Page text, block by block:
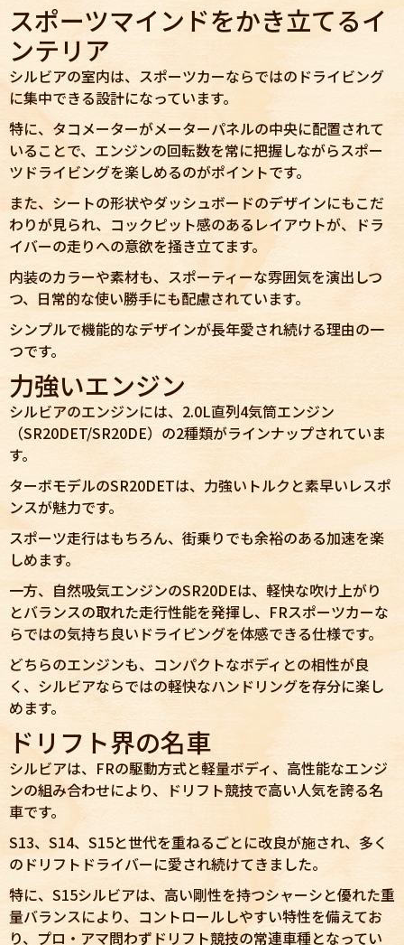
スポーツマインドをかき立てるイ
ンテリア
シルビアの室内は、スポーツカーならではのドライビング
に集中できる設計になっています。
特に、タコメーターがメーターパネルの中央に配置されて
いることで、エンジンの回転数を常に把握しながらスポー
ツドライビングを楽しめるのがポイントです。
また、シートの形状やダッシュボードのデザインにもこだ
わりが見られ、コックピット感のあるレイアウトが、ドラ
イバーの走りへの意欲を掻き立てます。
内装のカラーや素材も、スポーティーな雰囲気を演出しつ
つ、日常的な使い勝手にも配慮されています。
シンプルで機能的なデザインが長年愛され続ける理由の一
つです。
力強いエンジン
シルビアのエンジンには、2.0L直列4気筒エンジン
（SR20DET/SR20DE）の2種類がラインナップされていま
す。
ターボモデルのSR20DETは、力強いトルクと素早いレスポ
ンスが魅力です。
スポーツ走行はもちろん、街乗りでも余裕のある加速を楽
しめます。
一方、自然吸気エンジンのSR20DEは、軽快な吹け上がり
とバランスの取れた走行性能を発揮し、FRスポーツカーな
らではの気持ち良いドライビングを体感できる仕様です。
どちらのエンジンも、コンパクトなボディとの相性が良
く、シルビアならではの軽快なハンドリングを存分に楽し
めます。
ドリフト界の名車
シルビアは、FRの駆動方式と軽量ボディ、高性能なエンジ
ンの組み合わせにより、ドリフト競技で高い人気を誇る名
車です。
S13、S14、S15と世代を重ねるごとに改良が施され、多く
のドリフトドライバーに愛され続けてきました。
特に、S15シルビアは、高い剛性を持つシャーシと優れた重
量バランスにより、コントロールしやすい特性を備えてお
り、プロ・アマ問わずドリフト競技の常連車種となってい